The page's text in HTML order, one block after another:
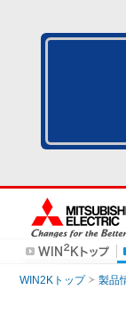
WIN2Kトップ 製品